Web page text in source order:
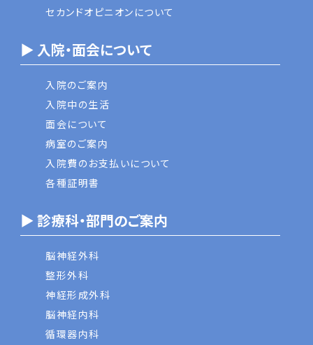
セカンドオピニオンについて
▶ 入院・面会について
入院のご案内
入院中の生活
面会について
病室のご案内
入院費のお支払いについて
各種証明書
▶ 診療科・部門のご案内
脳神経外科
整形外科
神経形成外科
脳神経内科
循環器内科